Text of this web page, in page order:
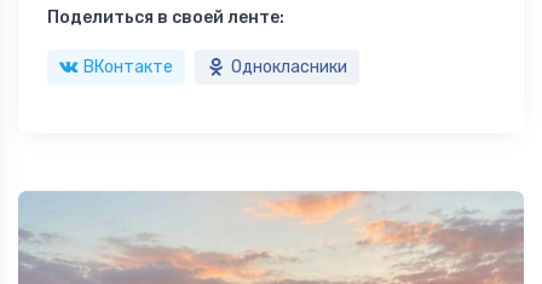
Поделиться в своей ленте:
ВКонтакте Однокласники